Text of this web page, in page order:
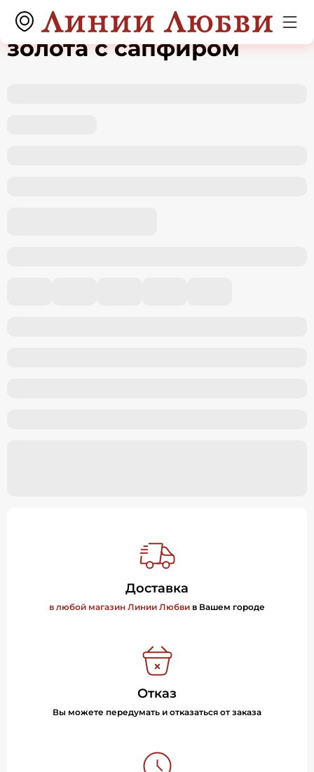
Серьги из красного
золота с сапфиром
Доставка
в любой магазин Линии Любви в Вашем городе
Отказ
Вы можете передумать и отказаться от заказа